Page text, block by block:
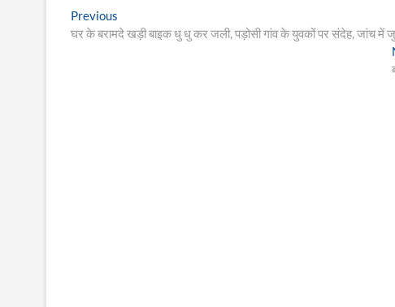
Post
navigation
Previous
post:
घर के बरामदे खड़ी बाइक धु धु कर जली, पड़ोसी गांव के युवकों पर संदेह, जांच में